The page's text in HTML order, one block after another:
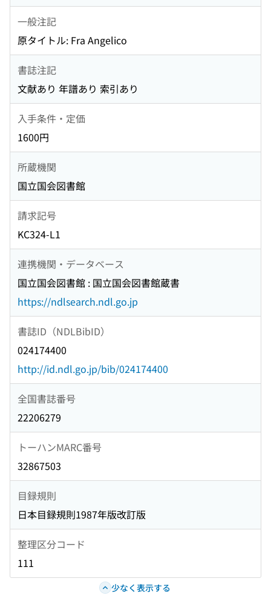
一般注記
原タイトル: Fra Angelico
書誌注記
文献あり 年譜あり 索引あり
入手条件・定価
1600円
所蔵機関
国立国会図書館
請求記号
KC324-L1
連携機関・データベース
国立国会図書館 : 国立国会図書館蔵書
https://ndlsearch.ndl.go.jp
書誌ID（NDLBibID）
024174400
http://id.ndl.go.jp/bib/024174400
全国書誌番号
22206279
トーハンMARC番号
32867503
目録規則
日本目録規則1987年版改訂版
整理区分コード
111
少なく表示する